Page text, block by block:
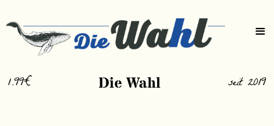
1.99€ Die Wahl seit 2019